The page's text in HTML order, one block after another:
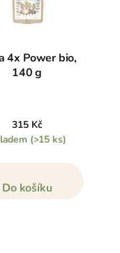
4x Power bio,
140 g
315 Kč
(>15 ks)
Do košíku